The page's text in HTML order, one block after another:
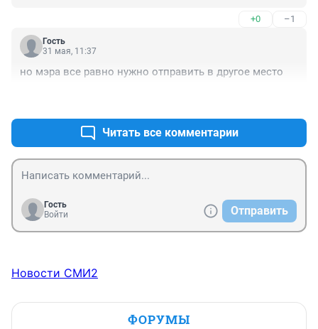
+0 –1
Гость
31 мая, 11:37
но мэра все равно нужно отправить в другое место
Читать все комментарии
Гость
Войти
Отправить
Новости СМИ2
ФОРУМЫ